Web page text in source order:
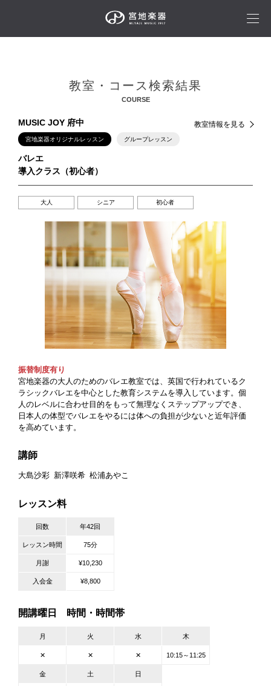
教室・コース検索結果
COURSE
MUSIC JOY 府中 教室情報を見る
宮地楽器オリジナルレッスン グループレッスン
バレエ
導入クラス（初心者）
大人 シニア 初心者
振替制度有り
宮地楽器の大人のためのバレエ教室では、英国で行われているク
ラシックバレエを中心とした教育システムを導入しています。個
人のレベルに合わせ目的をもって無理なくステップアップでき、
日本人の体型でバレエをやるには体への負担が少ないと近年評価
を高めています。
講師
大島沙彩 新澤咲希 松浦あやこ
レッスン料
回数 年42回
レッスン時間 75分
月謝 ¥10,230
入会金 ¥8,800
開講曜日 時間・時間帯
月 火 水 木
✕ ✕ ✕ 10:15～11:25
金 土 日